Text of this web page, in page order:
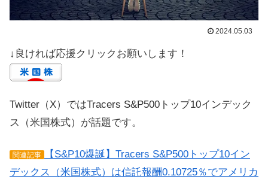
2024.05.03
↓良ければ応援クリックお願いします！
Twitter（X）ではTracers S&P500トップ10インデック
ス（米国株式）が話題です。
関連記事
【S&P10爆誕】Tracers S&P500トップ10イン
デックス（米国株式）は信託報酬0.10725％でアメリカ